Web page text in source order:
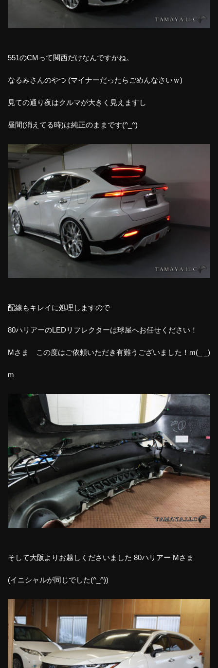
551のCMって関西だけなんですかね。
なるみさんのやつ (マイナーだったらごめんなさいｗ)
見ての通り夜はクルマが大きく見えますし
昼間(消えてる時)は純正のままです(^_^)
配線もキレイに処理しますので
80ハリアーのLEDリフレクターは球屋へお任せください！
Mさま この度はご依頼いただき有難うございました！m(_ _)
m
そして大阪よりお越しくださいました 80ハリアー Mさま
(イニシャルが同じでした(^_^))